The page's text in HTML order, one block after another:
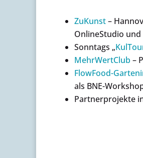
ZuKunst–
OnlineStudio
Sonntags „
MehrWertClub –
FlowFood-
als BNE-
Partnerprojekte